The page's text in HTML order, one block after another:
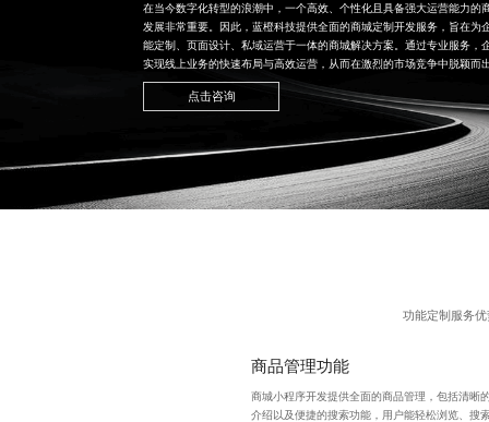
在当今数字化转型的浪潮中，一个高效、个性化且具备强大运营能力的
发展非常重要。因此，蓝橙科技提供全面的商城定制开发服务，旨在为
能定制、页面设计、私域运营于一体的商城解决方案。通过专业服务，
实现线上业务的快速布局与高效运营，从而在激烈的市场竞争中脱颖而
点击咨询
功能定制服务
商品管理功能
商城小程序开发提供全面的商品管理，包括清晰
介绍以及便捷的搜索功能，用户能轻松浏览、搜